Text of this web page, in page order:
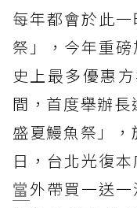
每年都會於此
祭」，今年重
史上最多優惠
間，首度舉辦
盛夏鰻魚祭」
日，台北光復本
當外帶買一送